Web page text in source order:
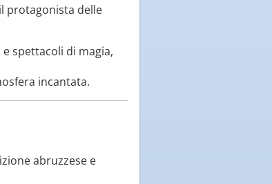
protagonista delle
spettacoli di magia,
incantata.
abruzzese e